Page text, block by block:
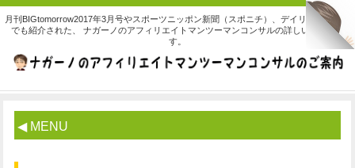
月刊BIGtomorrow2017年3月号やスポーツニッポン新聞（スポニチ）、デイリースポーツ
でも紹介された、 ナガーノのアフィリエイトマンツーマンコンサルの詳しいご案内で
す。
◀ MENU